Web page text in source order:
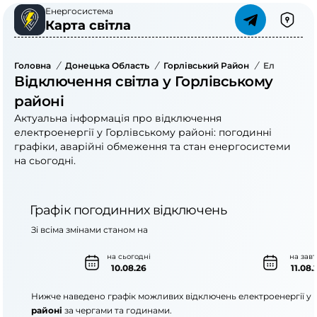
Енергосистема
Карта світла
Головна / Донецька Область / Горлівський Район /
Відключення світла у Горлівському
районі
Актуальна інформація про відключення
електроенергії у Горлівському районі: погодинні
графіки, аварійні обмеження та стан енергосистеми
на сьогодні.
Графік погодинних відключень
на сьогодні
10.08.26
на
Зі всіма змінами станом на
Нижче наведено графік можливих відключень електроенергії у
районі за чергами та годинами.